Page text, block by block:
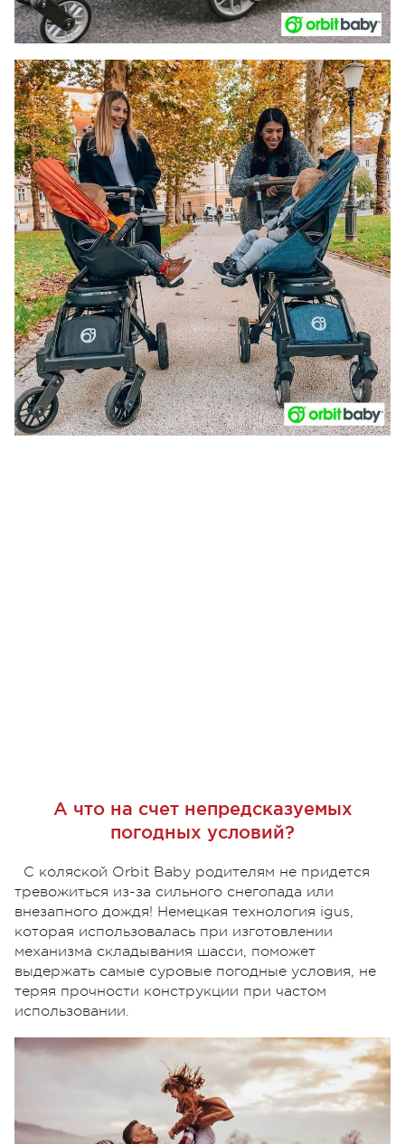
А что на счет непредсказуемых
погодных условий?
С коляской Orbit Baby родителям не придется
тревожиться из-за сильного снегопада или
внезапного дождя! Немецкая технология igus,
которая использовалась при изготовлении
механизма складывания шасси, поможет
выдержать самые суровые погодные условия, не
теряя прочности конструкции при частом
использовании.